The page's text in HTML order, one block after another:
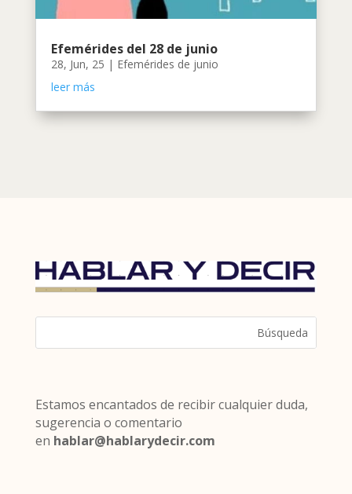
Efemérides del 28 de junio
28, Jun, 25 | Efemérides de junio
leer más
Estamos encantados de recibir cualquier duda,
sugerencia o comentario
en hablar@hablarydecir.com